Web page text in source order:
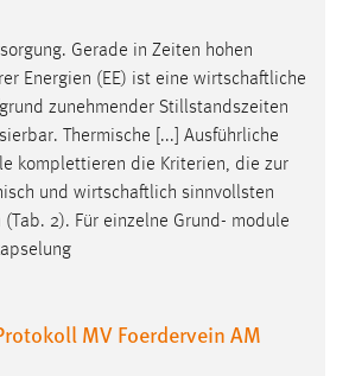
Gerade in Zeiten hohen
Energien (EE) ist eine wirtschaftliche
zunehmender Stillstandszeiten
Thermische [...] Ausführliche
komplettieren die Kriterien, die zur
und wirtschaftlich sinnvollsten
2). Für einzelne Grund- module
MV Foerdervein AM